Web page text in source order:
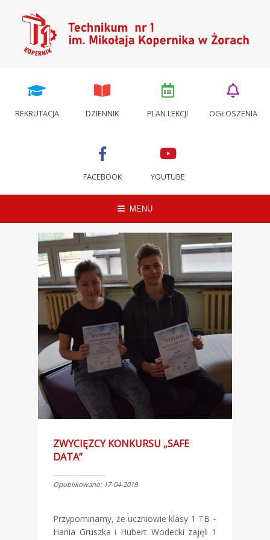
REKRUTACJA DZIENNIK PLAN LEKCJI OGŁOSZENIA
FACEBOOK YOUTUBE
MENU
ZWYCIĘZCY KONKURSU „SAFE
DATA”
Opublikowano: 17-04-2019
Przypominamy, że uczniowie klasy 1 TB –
Hania Gruszka i Hubert Wodecki zajęli 1